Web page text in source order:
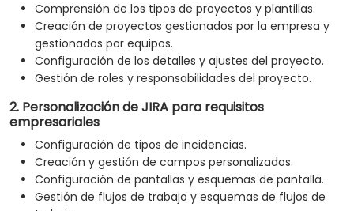
Comprensión de los tipos de proyectos y plantillas.
Creación de proyectos gestionados por la empresa y
gestionados por equipos.
Configuración de los detalles y ajustes del proyecto.
Gestión de roles y responsabilidades del proyecto.
2. Personalización de JIRA para requisitos
empresariales
Configuración de tipos de incidencias.
Creación y gestión de campos personalizados.
Configuración de pantallas y esquemas de pantalla.
Gestión de flujos de trabajo y esquemas de flujos de